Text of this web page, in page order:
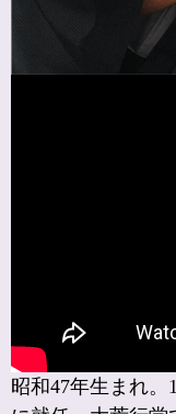
昭和47年生まれ